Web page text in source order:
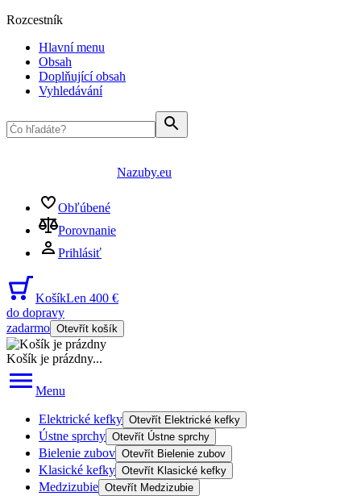
Rozcestník
Hlavní menu
Obsah
Doplňující obsah
Vyhledávání
Nazuby.eu
Obľúbené
Porovnanie
Prihlásiť
KošíkLen 400 €
do dopravy
zadarmo Otevřít košík
Košík je prázdny...
Menu
Elektrické kefky Otevřít Elektrické kefky
Ústne sprchy Otevřít Ústne sprchy
Bielenie zubov Otevřít Bielenie zubov
Klasické kefky Otevřít Klasické kefky
Medzizubie Otevřít Medzizubie